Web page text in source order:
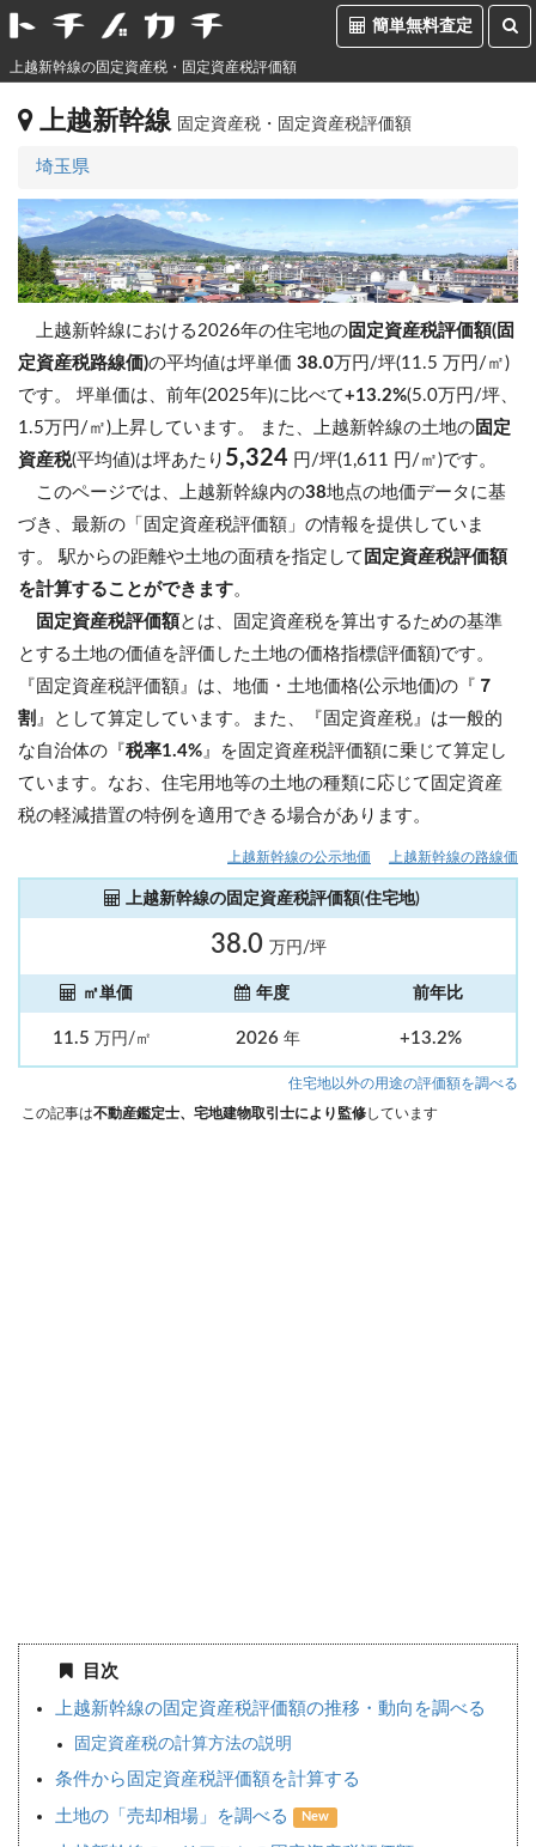
簡単無料査定
上越新幹線の固定資産税・固定資産税評価額
上越新幹線 固定資産税・固定資産税評価額
埼玉県
上越新幹線における2026年の住宅地の 固定資産税評価額(固
定資産税路線価)の平均値は坪単価 38.0万円/坪(11.5 万円/㎡)
です。 坪単価は、前年(2025年)に比べて+13.2%(5.0万円/坪、
1.5万円/㎡)上昇しています。
また、上越新幹線の土地の 固定
資産税(平均値)は坪あたり 5,324 円/坪(1,611 円/㎡)です。
このページでは、上越新幹線内の38地点の地価データに基
づき、最新の「固定資産税評価額」の情報を提供していま
す。 駅からの距離や土地の面積を指定して 固定資産税評価額
を計算することができます。
固定資産税評価額とは、固定資産税を算出するための基準
とする土地の価値を評価した土地の価格指標(評価額)です。
『固定資産税評価額』は、地価・土地価格(公示地価)の『 ７
割 』として算定しています。また、『固定資産税』は一般的
な自治体の『税率1.4% 』を固定資産税評価額に乗じて算定し
ています。なお、住宅用地等の土地の種類に応じて固定資産
税の軽減措置の特例を適用できる場合があります。
上越新幹線の公示地価 上越新幹線の路線価
上越新幹線の固定資産税評価額(住宅地)
38.0 万円/坪
㎡単価 年度 前年比
11.5万円/㎡ 2026 年 +13.2%
住宅地以外の用途の評価額を調べる
この記事は不動産鑑定士、宅地建物取引士により監修しています
目次
上越新幹線の固定資産税評価額の推移・動向を調べる
固定資産税の計算方法の説明
条件から固定資産税評価額を計算する
土地の「売却相場」を調べる New